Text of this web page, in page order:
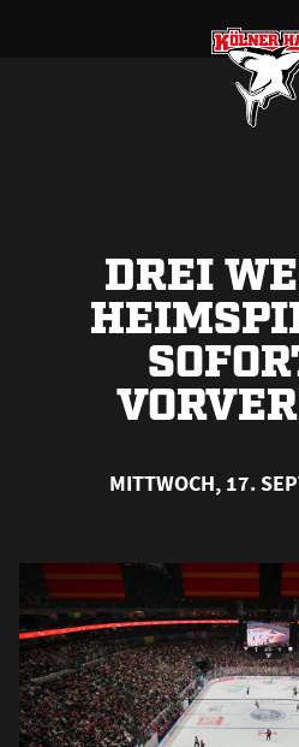
DREI
MITTWOCH, 17.